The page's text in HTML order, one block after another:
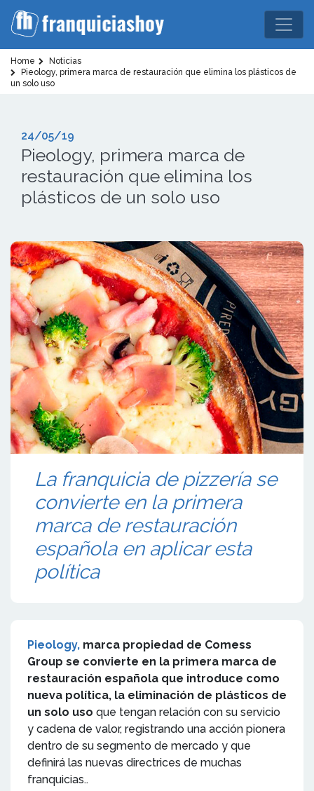
Home
Noticias
Pieology, primera marca de restauración que elimina los plásticos de
un solo uso
24/05/19
Pieology, primera marca de
restauración que elimina los
plásticos de un solo uso
La franquicia de pizzería se
convierte en la primera
marca de restauración
española en aplicar esta
política
Pieology, marca propiedad de Comess
Group se convierte en la primera marca de
restauración española que introduce como
nueva política, la eliminación de plásticos de
un solo uso que tengan relación con su servicio
y cadena de valor, registrando una acción pionera
dentro de su segmento de mercado y que
definirá las nuevas directrices de muchas
franquicias..